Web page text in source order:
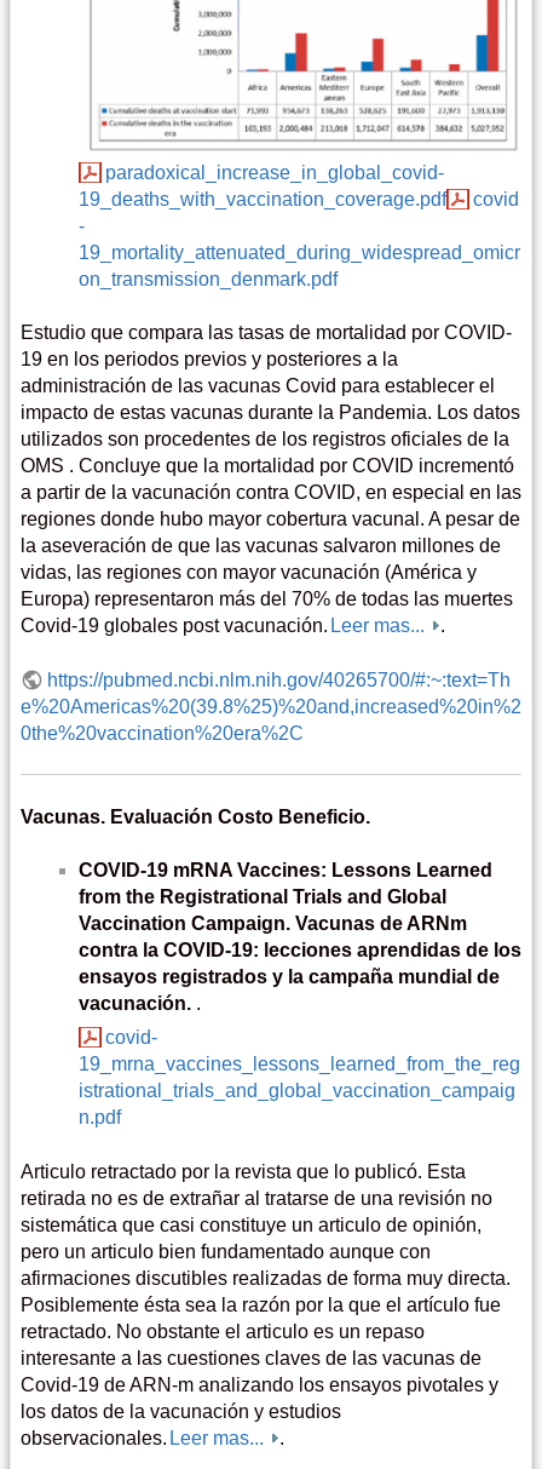
paradoxical_increase_in_global_covid-
19_deaths_with_vaccination_coverage.pdf
covid
-
19_mortality_attenuated_during_widespread_omicr
on_transmission_denmark.pdf
Estudio que compara las tasas de mortalidad por COVID-
19 en los periodos previos y posteriores a la
administración de las vacunas Covid para establecer el
impacto de estas vacunas durante la Pandemia. Los datos
utilizados son procedentes de los registros oficiales de la
OMS . Concluye que la mortalidad por COVID incrementó
a partir de la vacunación contra COVID, en especial en las
regiones donde hubo mayor cobertura vacunal. A pesar de
la aseveración de que las vacunas salvaron millones de
vidas, las regiones con mayor vacunación (América y
Europa) representaron más del 70% de todas las muertes
Covid-19 globales post vacunación. Leer mas... .
https://pubmed.ncbi.nlm.nih.gov/40265700/#:~:text=Th
e%20Americas%20(39.8%25)%20and,increased%20in%2
0the%20vaccination%20era%2C
Vacunas. Evaluación Costo Beneficio.
COVID-19 mRNA Vaccines: Lessons Learned
from the Registrational Trials and Global
Vaccination Campaign. Vacunas de ARNm
contra la COVID-19: lecciones aprendidas de los
ensayos registrados y la campaña mundial de
vacunación. .
covid-
19_mrna_vaccines_lessons_learned_from_the_reg
istrational_trials_and_global_vaccination_campaig
n.pdf
Articulo retractado por la revista que lo publicó. Esta
retirada no es de extrañar al tratarse de una revisión no
sistemática que casi constituye un articulo de opinión,
pero un articulo bien fundamentado aunque con
afirmaciones discutibles realizadas de forma muy directa.
Posiblemente ésta sea la razón por la que el artículo fue
retractado. No obstante el articulo es un repaso
interesante a las cuestiones claves de las vacunas de
Covid-19 de ARN-m analizando los ensayos pivotales y
los datos de la vacunación y estudios
observacionales. Leer mas... .